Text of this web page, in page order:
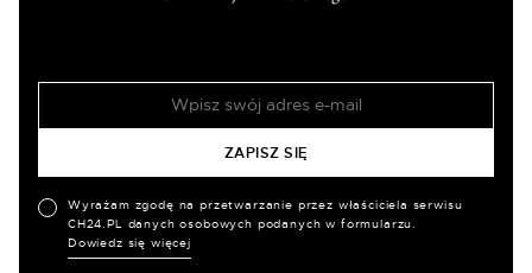
Wyrażam zgodę na przetwarzanie przez właściciela serwisu
CH24.PL danych osobowych podanych w formularzu.
Dowiedz się więcej